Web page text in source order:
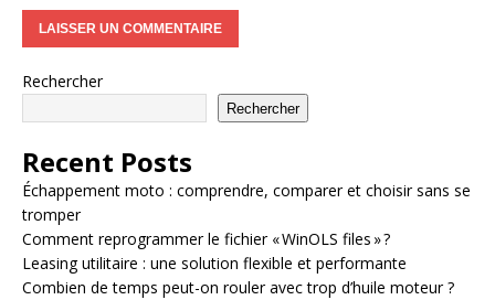
Rechercher
Rechercher
Recent Posts
Échappement moto : comprendre, comparer et choisir sans se
tromper
Comment reprogrammer le fichier « WinOLS files » ?
Leasing utilitaire : une solution flexible et performante
Combien de temps peut-on rouler avec trop d’huile moteur ?